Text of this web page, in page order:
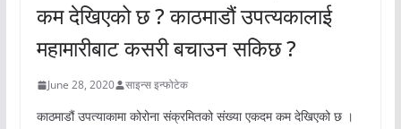
कम देखिएको छ ? काठमाडौं उपत्यकालाई
महामारीबाट कसरी बचाउन सकिछ ?
June 28, 2020 साइन्स इन्फोटेक
काठमाडौं उपत्याकामा कोरोना संक्रमितको संख्या एकदम कम देखिएको छ ।